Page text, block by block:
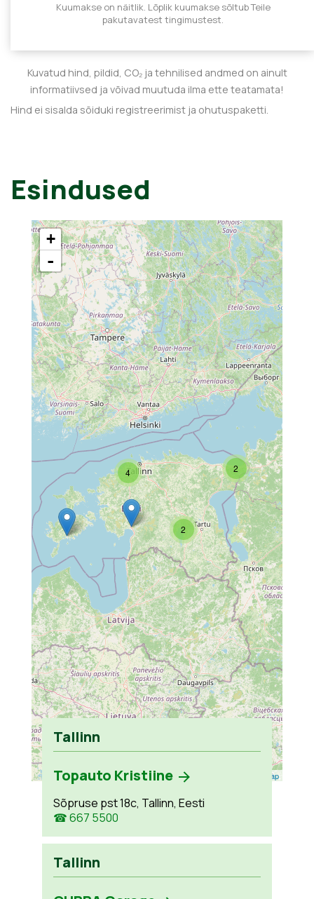
Kuumakse on näitlik. Lõplik kuumakse sõltub Teile
pakutavatest tingimustest.
Kuvatud hind, pildid, CO₂ ja tehnilised andmed on ainult
informatiivsed ja võivad muutuda ilma ette teatamata!
Hind ei sisalda sõiduki registreerimist ja ohutuspaketti.
Esindused
2
2
4
+
-
Leaflet OpenStreetMap
Tallinn
Topauto Kristiine
Sõpruse pst 18c, Tallinn, Eesti
☎ 667 5500
Tallinn